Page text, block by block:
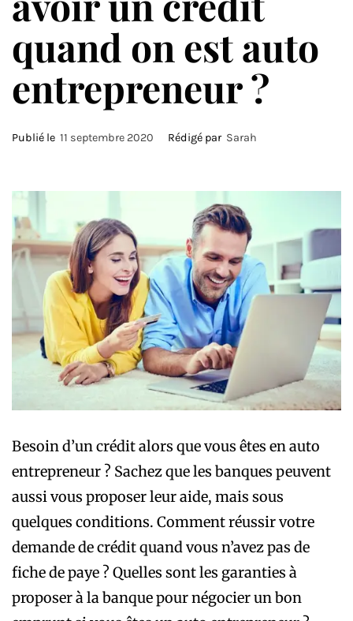
quand on est auto
entrepreneur ?
Publié le 11 septembre 2020 Rédigé par Sarah
Besoin d’un crédit alors que vous êtes en auto
entrepreneur ? Sachez que les banques peuvent
aussi vous proposer leur aide, mais sous
quelques conditions. Comment réussir votre
demande de crédit quand vous n’avez pas de
fiche de paye ? Quelles sont les garanties à
proposer à la banque pour négocier un bon